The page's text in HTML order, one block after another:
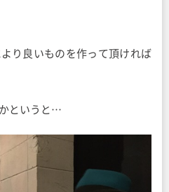
り良いものを作って頂ければ
というと…